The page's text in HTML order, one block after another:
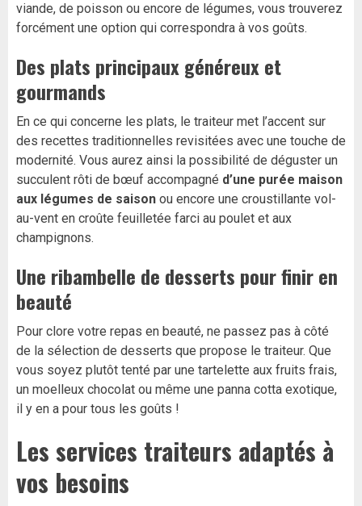
viande, de poisson ou encore de légumes, vous trouverez
forcément une option qui correspondra à vos goûts.
Des plats principaux généreux et
gourmands
En ce qui concerne les plats, le traiteur met l’accent sur
des recettes traditionnelles revisitées avec une touche de
modernité. Vous aurez ainsi la possibilité de déguster un
succulent rôti de bœuf accompagné d’une purée maison
aux légumes de saison ou encore une croustillante vol-
au-vent en croûte feuilletée farci au poulet et aux
champignons.
Une ribambelle de desserts pour finir en
beauté
Pour clore votre repas en beauté, ne passez pas à côté
de la sélection de desserts que propose le traiteur. Que
vous soyez plutôt tenté par une tartelette aux fruits frais,
un moelleux chocolat ou même une panna cotta exotique,
il y en a pour tous les goûts !
Les services traiteurs adaptés à
vos besoins